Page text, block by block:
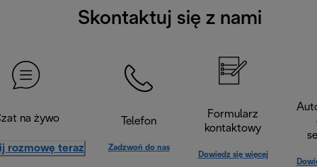
Skontaktuj się z nami
na żywo
rozmowę teraz
Telefon
Zadzwoń do nas
Formularz
kontaktowy
Dowiedz się więcej